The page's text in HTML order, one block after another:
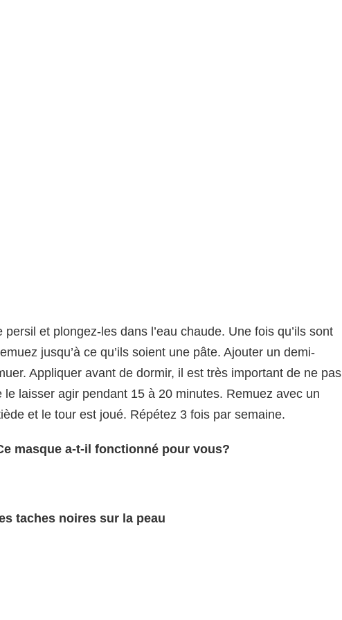
et plongez-les dans l’eau chaude. Une fois qu’ils sont
jusqu’à ce qu’ils soient une pâte. Ajouter un demi-
Appliquer avant de dormir, il est très important de ne pas
le laisser agir pendant 15 à 20 minutes. Remuez avec un
et le tour est joué. Répétez 3 fois par semaine.
masque a-t-il fonctionné pour vous?
taches noires sur la peau